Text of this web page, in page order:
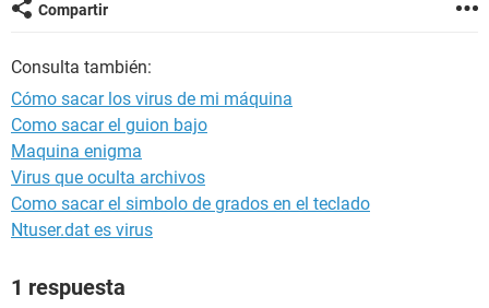
Compartir
Consulta también:
Cómo sacar los virus de mi máquina
Como sacar el guion bajo
Maquina enigma
Virus que oculta archivos
Como sacar el simbolo de grados en el teclado
Ntuser.dat es virus
1 respuesta